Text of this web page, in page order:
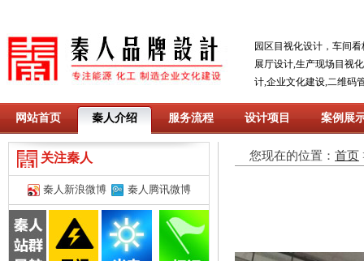
园区目视化设计，车间
展厅设计,生产现场目视
计,企业文化建设,二维码
网站首页 秦人介绍 服务流程 设计项目 案例展
关注秦人
秦人新浪微博 秦人腾讯微博
您现在的位置： 首页